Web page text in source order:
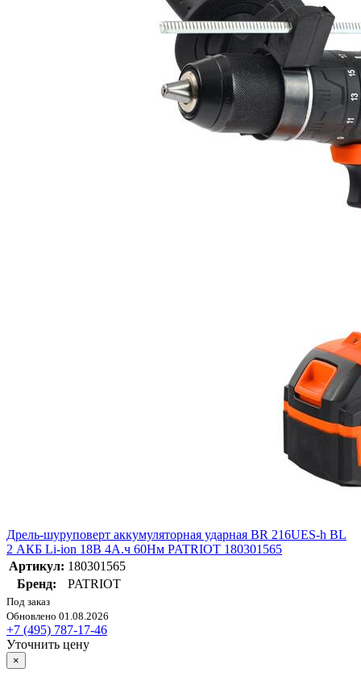
Дрель-шуруповерт аккумуляторная ударная BR 216UES-h BL
2 АКБ Li-ion 18В 4А.ч 60Нм PATRIOT 180301565
Артикул: 180301565
Бренд:
PATRIOT
Под заказ
Обновлено 01.08.2026
+7 (495) 787-17-46
Уточнить цену
×